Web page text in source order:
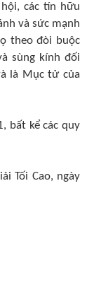
các tín hữu
và sức mạnh
theo đòi buộc
sùng kính đối
là Mục tử của
bất kể các quy
Tối Cao, ngày